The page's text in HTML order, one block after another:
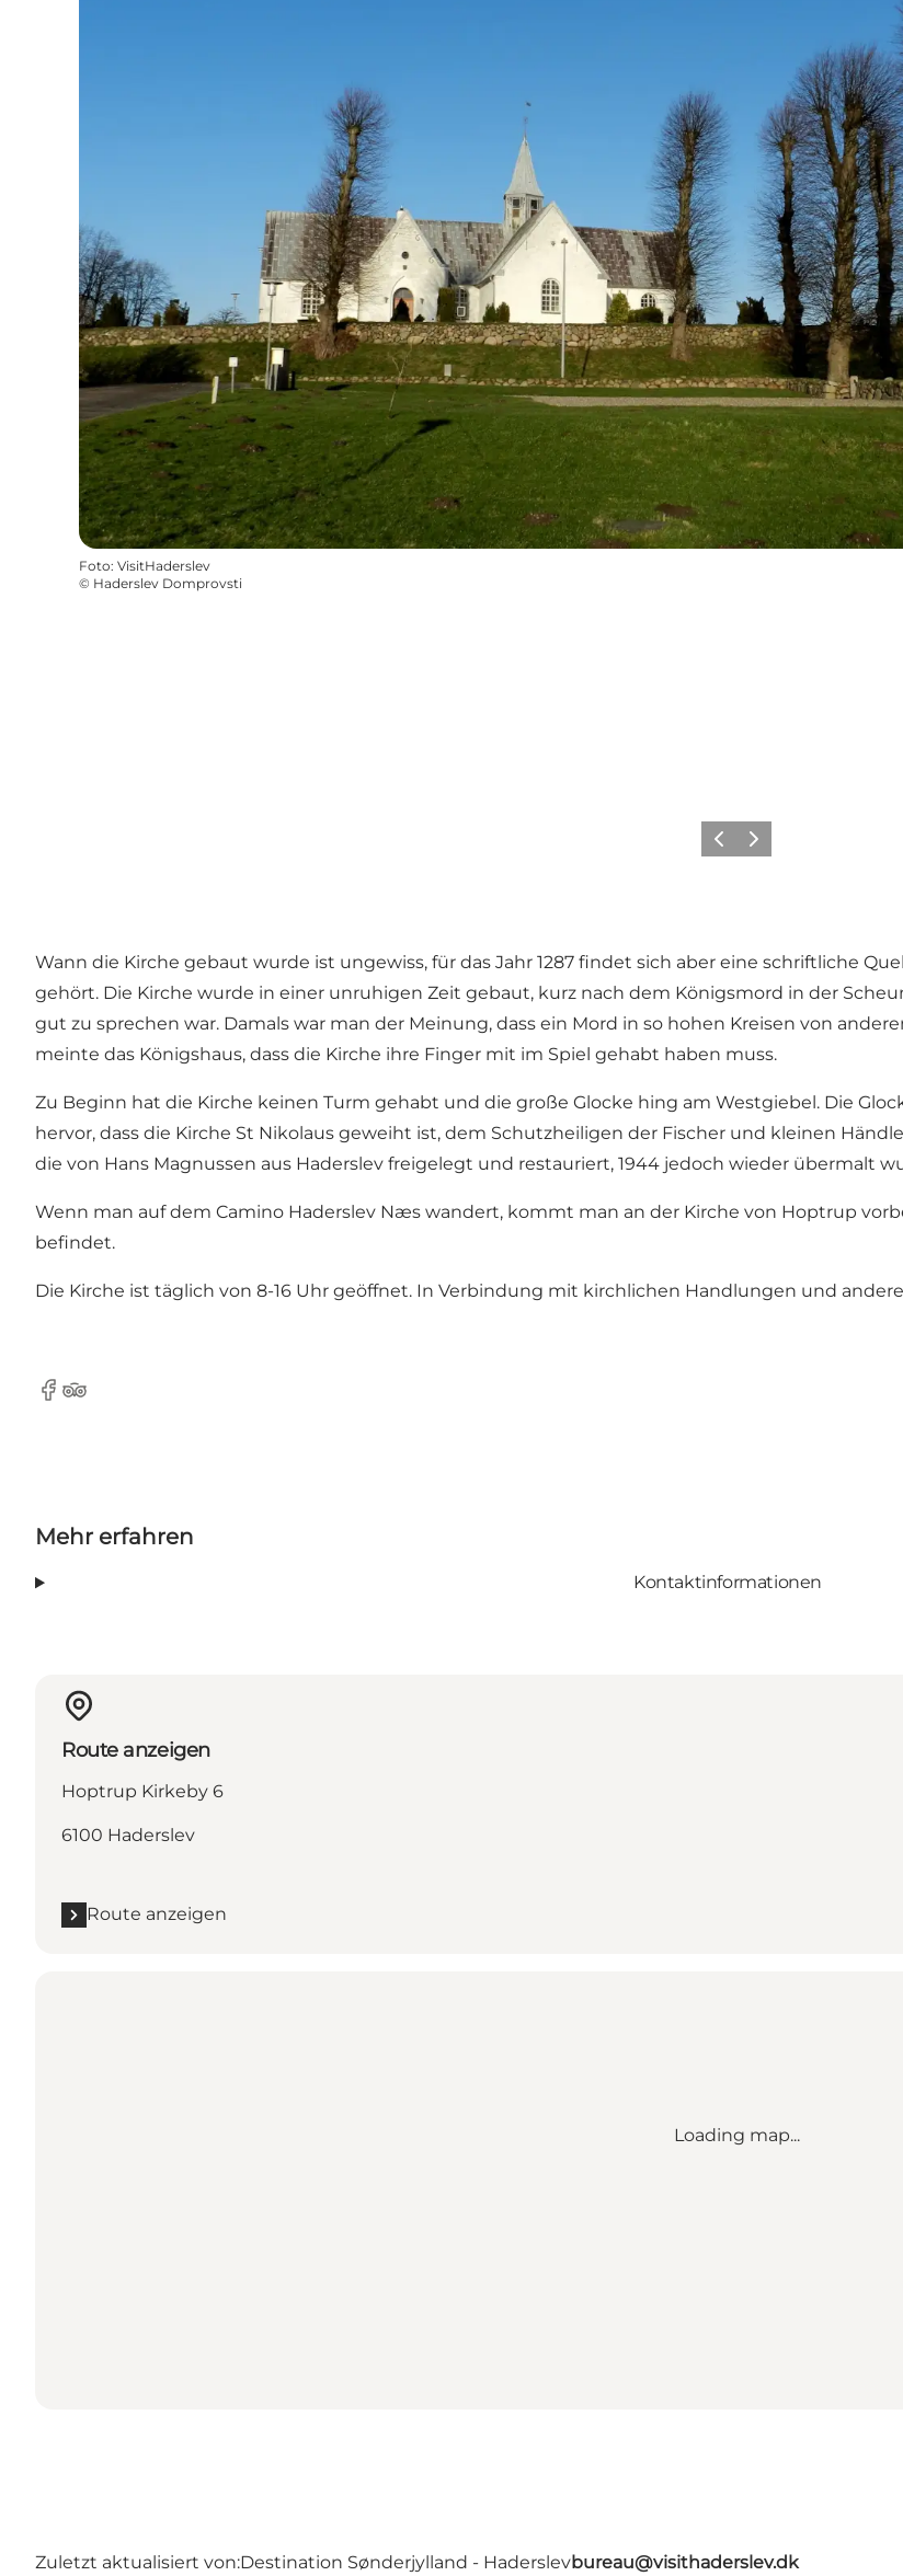
Foto: VisitHaderslev
© Haderslev Domprovsti
ZurückWeiter
Wann die Kirche gebaut wurde ist ungewiss, für das Jahr 1287 findet sich aber eine schriftliche
gehört. Die Kirche wurde in einer unruhigen Zeit gebaut, kurz nach dem Königsmord in der
gut zu sprechen war. Damals war man der Meinung, dass ein Mord in so hohen Kreisen von
meinte das Königshaus, dass die Kirche ihre Finger mit im Spiel gehabt haben muss.
Zu Beginn hat die Kirche keinen Turm gehabt und die große Glocke hing am Westgiebel. Die
hervor, dass die Kirche St Nikolaus geweiht ist, dem Schutzheiligen der Fischer und kleinen
die von Hans Magnussen aus Haderslev freigelegt und restauriert, 1944 jedoch wieder übermalt
Wenn man auf dem Camino Haderslev Næs wandert, kommt man an der Kirche von Hoptrup
befindet.
Die Kirche ist täglich von 8-16 Uhr geöffnet. In Verbindung mit kirchlichen Handlungen und
Facebook
Tripadvisor
Mehr erfahren
Kontaktinformationen
Route anzeigen
Hoptrup Kirkeby 6
6100 Haderslev
Route anzeigen
Loading map...
Zuletzt aktualisiert von:Destination Sønderjylland - Haderslevbureau@visithaderslev.dk